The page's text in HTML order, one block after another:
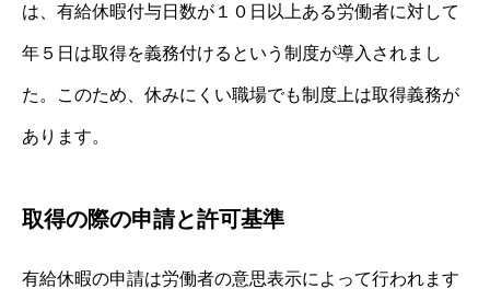
は、有給休暇付与日数が１０日以上ある労働者に対して
年５日は取得を義務付けるという制度が導入されまし
た。このため、休みにくい職場でも制度上は取得義務が
あります。
取得の際の申請と許可基準
有給休暇の申請は労働者の意思表示によって行われます